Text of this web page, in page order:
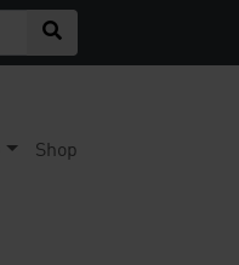
Shop